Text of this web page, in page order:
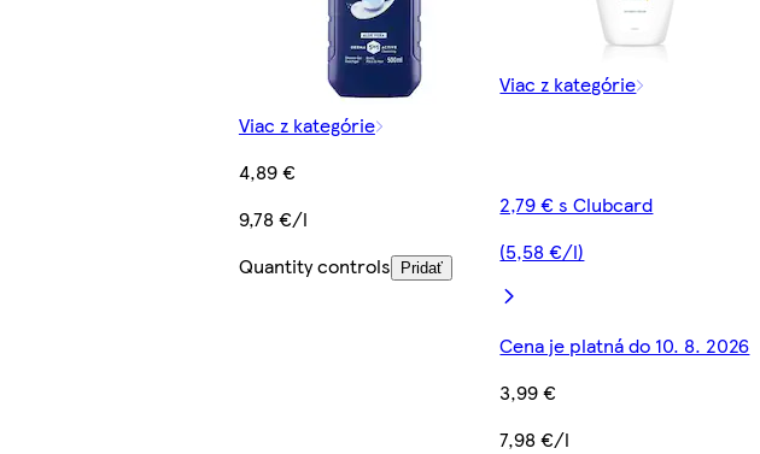
Viac z kategórie
4,89 €
9,78 €/l
Quantity controls
Pridať
Viac z kategórie
2,79 € s Clubcard
(5,58 €/l)
Cena je platná do 10. 8. 2026
3,99 €
7,98 €/l